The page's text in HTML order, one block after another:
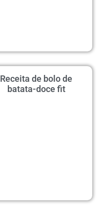
Receita de bolo de
batata-doce fit